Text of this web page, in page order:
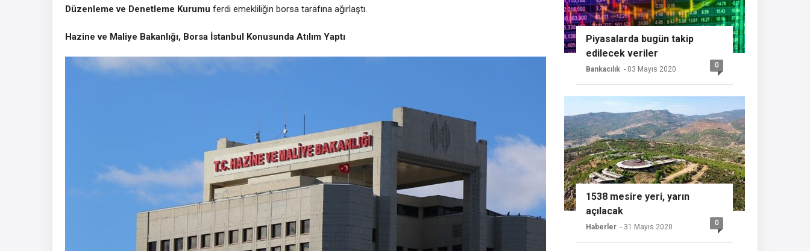
Düzenleme ve Denetleme Kurumu ferdi emekliliğin borsa tarafına ağırlaştı.
Hazine ve Maliye Bakanlığı, Borsa İstanbul Konusunda Atılım Yaptı
Piyasalarda bugün takip
edilecek veriler
Bankacılık - 03 Mayıs 2020 0
1538 mesire yeri, yarın
açılacak
Haberler - 31 Mayıs 2020 0